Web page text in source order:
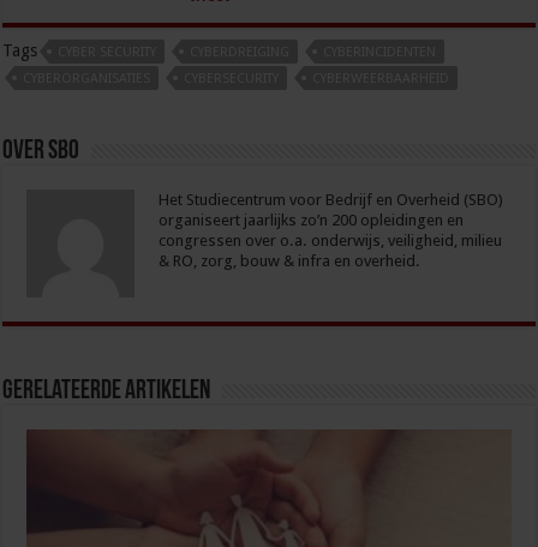
Tags
Over sbo
Het Studiecentrum voor Bedrijf en Overheid (SBO)
organiseert jaarlijks zo’n 200 opleidingen en
congressen over o.a. onderwijs, veiligheid, milieu
& RO, zorg, bouw & infra en overheid.
Gerelateerde Artikelen